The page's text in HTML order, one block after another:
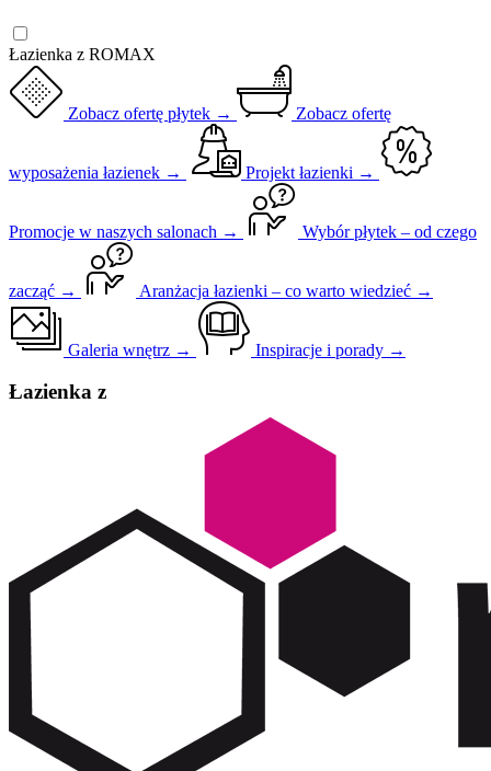
Łazienka z ROMAX
Zobacz ofertę płytek → Zobacz ofertę
wyposażenia łazienek → Projekt łazienki →
Promocje w naszych salonach → Wybór płytek – od czego
zacząć → Aranżacja łazienki – co warto wiedzieć →
Galeria wnętrz → Inspiracje i porady →
Łazienka z